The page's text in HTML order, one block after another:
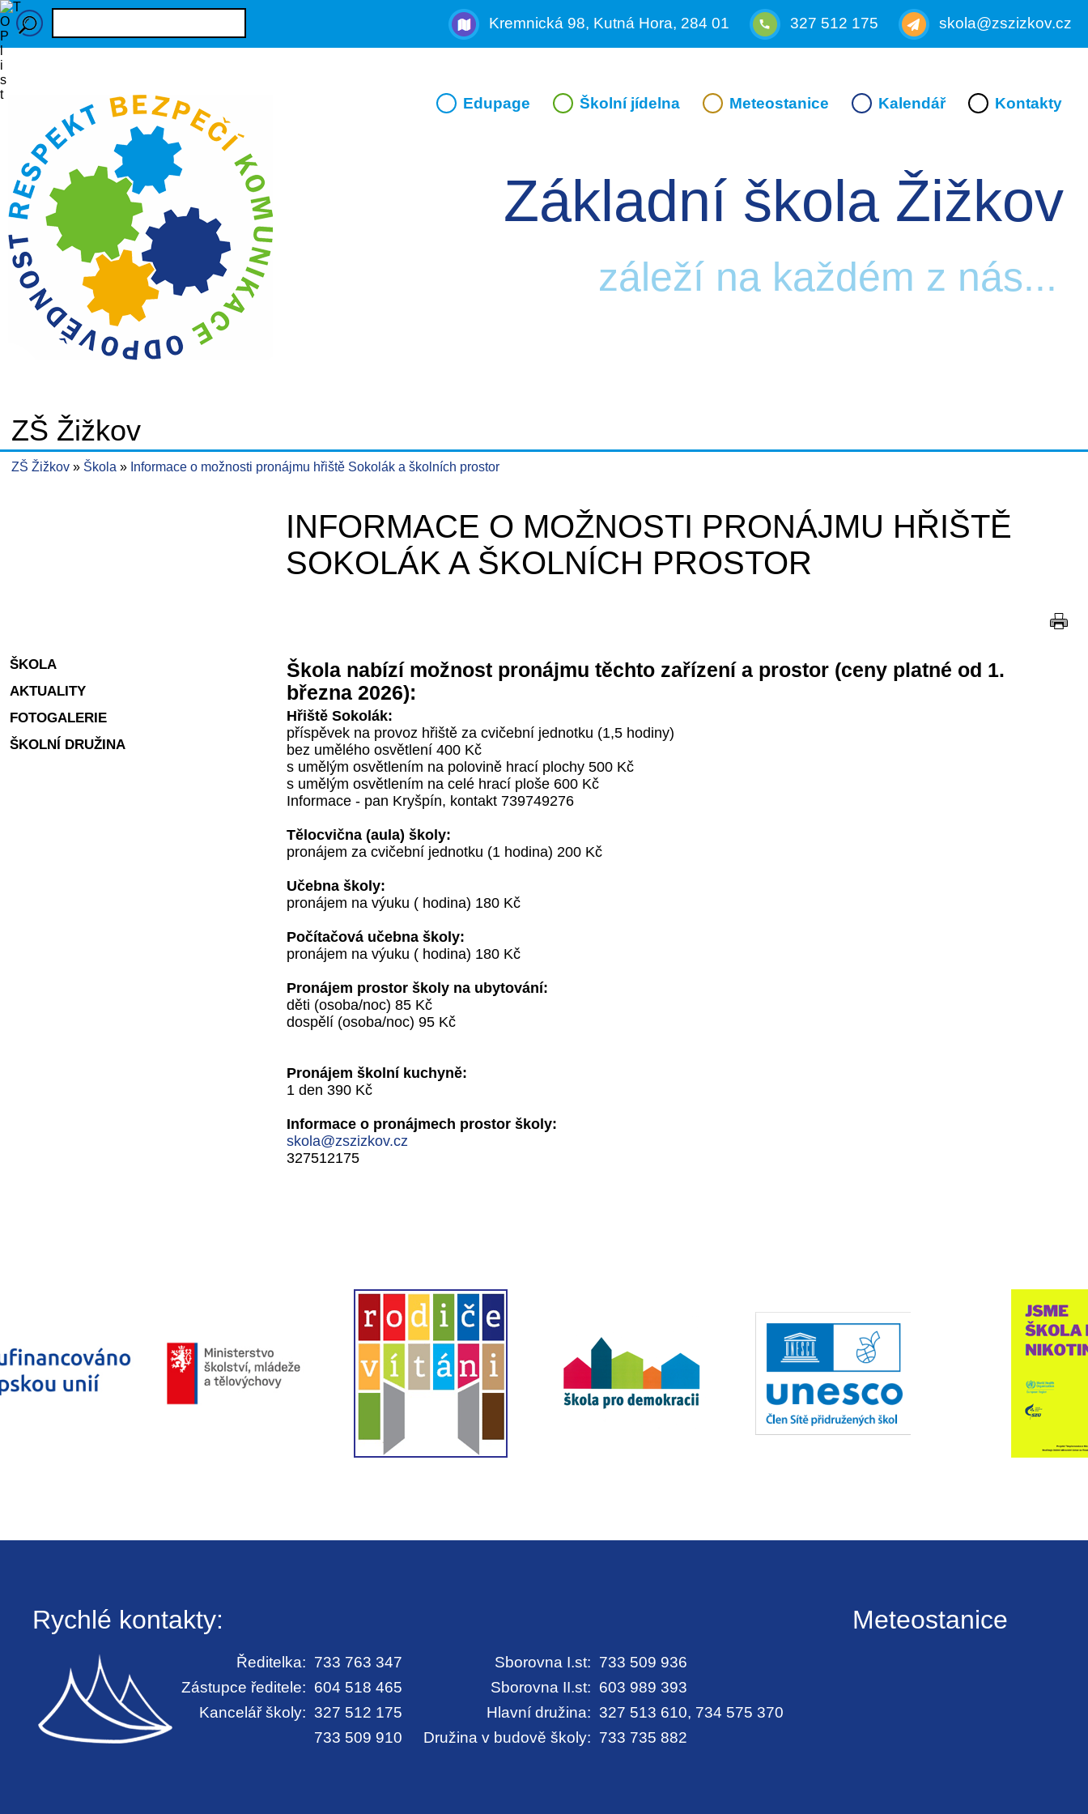
Kremnická 98, Kutná Hora, 284 01 327 512 175 skola@zszizkov.cz
Edupage Školní jídelna Meteostanice Kalendář Kontakty
Základní škola Žižkov
záleží na každém z nás...
ZŠ Žižkov
ZŠ Žižkov Škola Informace o možnosti pronájmu hřiště Sokolák a školních prostor
INFORMACE O MOŽNOSTI PRONÁJMU HŘIŠTĚ
SOKOLÁK A ŠKOLNÍCH PROSTOR
Škola nabízí možnost pronájmu těchto zařízení a prostor (ceny platné od 1.
března 2026):
Hřiště Sokolák:
příspěvek na provoz hřiště za cvičební jednotku (1,5 hodiny)
bez umělého osvětlení 400 Kč
s umělým osvětlením na polovině hrací plochy 500 Kč
s umělým osvětlením na celé hrací ploše 600 Kč
Informace - pan Kryšpín, kontakt 739749276
Tělocvična (aula) školy:
pronájem za cvičební jednotku (1 hodina) 200 Kč
Učebna školy:
pronájem na výuku ( hodina) 180 Kč
Počítačová učebna školy:
pronájem na výuku ( hodina) 180 Kč
Pronájem prostor školy na ubytování:
děti (osoba/noc) 85 Kč
dospělí (osoba/noc) 95 Kč
Pronájem školní kuchyně:
1 den 390 Kč
Informace o pronájmech prostor školy:
skola@zszizkov.cz
327512175
ŠKOLA
AKTUALITY
FOTOGALERIE
ŠKOLNÍ DRUŽINA
Rychlé kontakty:
Ředitelka: 733 763 347 Sborovna I.st: 733 509 936
Zástupce ředitele: 604 518 465 Sborovna II.st: 603 989 393
Kancelář školy: 327 512 175 Hlavní družina: 327 513 610, 734 575 370
733 509 910
Družina v budově školy: 733 735 882
Meteostanice